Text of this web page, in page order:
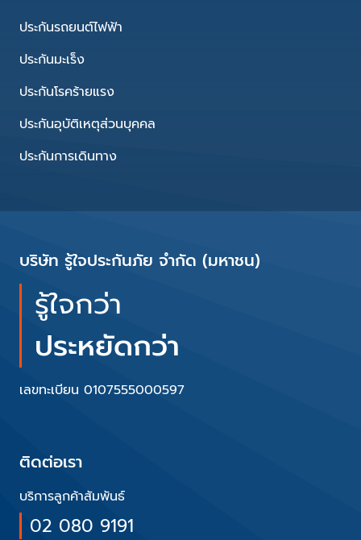
ประกันรถยนต์ไฟฟ้า
ประกันมะเร็ง
ประกันโรคร้ายแรง
ประกันอุบัติเหตุส่วนบุคคล
ประกันการเดินทาง
บริษัท รู้ใจประกันภัย จำกัด (มหาชน)
รู้ใจกว่า
ประหยัดกว่า
เลขทะเบียน 0107555000597
ติดต่อเรา
บริการลูกค้าสัมพันธ์
02 080 9191